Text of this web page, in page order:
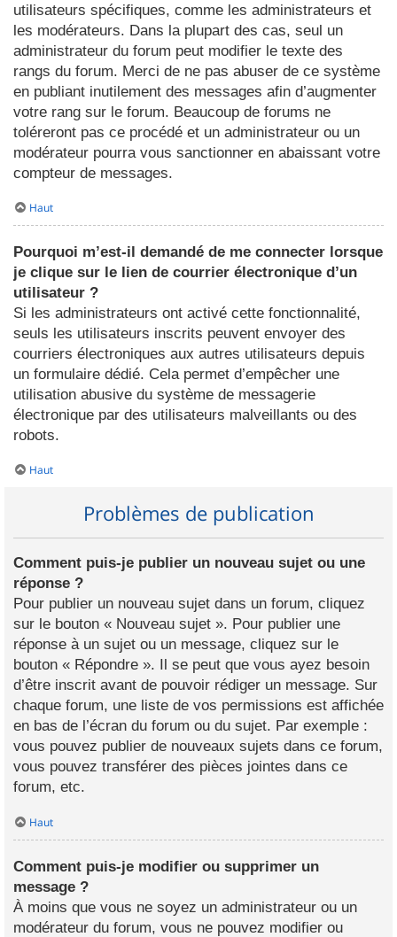
utilisateurs spécifiques, comme les administrateurs et
les modérateurs. Dans la plupart des cas, seul un
administrateur du forum peut modifier le texte des
rangs du forum. Merci de ne pas abuser de ce système
en publiant inutilement des messages afin d’augmenter
votre rang sur le forum. Beaucoup de forums ne
toléreront pas ce procédé et un administrateur ou un
modérateur pourra vous sanctionner en abaissant votre
compteur de messages.
Haut
Pourquoi m’est-il demandé de me connecter lorsque
je clique sur le lien de courrier électronique d’un
utilisateur ?
Si les administrateurs ont activé cette fonctionnalité,
seuls les utilisateurs inscrits peuvent envoyer des
courriers électroniques aux autres utilisateurs depuis
un formulaire dédié. Cela permet d’empêcher une
utilisation abusive du système de messagerie
électronique par des utilisateurs malveillants ou des
robots.
Haut
Problèmes de publication
Comment puis-je publier un nouveau sujet ou une
réponse ?
Pour publier un nouveau sujet dans un forum, cliquez
sur le bouton « Nouveau sujet ». Pour publier une
réponse à un sujet ou un message, cliquez sur le
bouton « Répondre ». Il se peut que vous ayez besoin
d’être inscrit avant de pouvoir rédiger un message. Sur
chaque forum, une liste de vos permissions est affichée
en bas de l’écran du forum ou du sujet. Par exemple :
vous pouvez publier de nouveaux sujets dans ce forum,
vous pouvez transférer des pièces jointes dans ce
forum, etc.
Haut
Comment puis-je modifier ou supprimer un
message ?
À moins que vous ne soyez un administrateur ou un
modérateur du forum, vous ne pouvez modifier ou